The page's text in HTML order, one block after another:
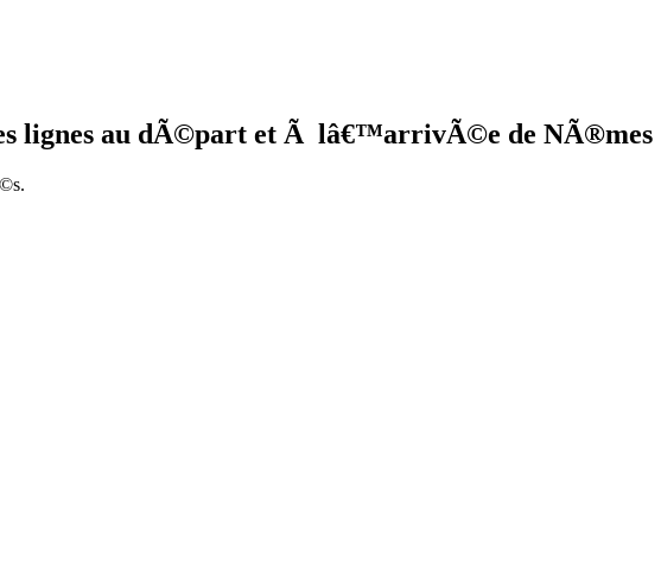
lignes au dÃ©part et Ã lâ€™arrivÃ©e de NÃ®mes